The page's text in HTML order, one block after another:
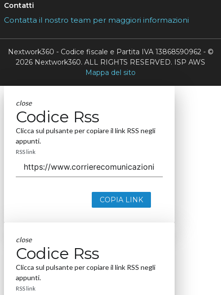
Contatti
Contatta il nostro team per maggiori informazioni
Nextwork360 - Codice fiscale e Partita IVA 13868590962 - ©
2026 Nextwork360. ALL RIGHTS RESERVED. ISP AWS
Mappa del sito
close
Codice Rss
Clicca sul pulsante per copiare il link RSS negli
appunti.
RSS link
COPIA LINK
close
Codice Rss
Clicca sul pulsante per copiare il link RSS negli
appunti.
RSS link